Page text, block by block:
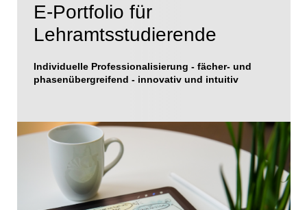
E-Portfolio für
Lehramtsstudierende
Individuelle Professionalisierung - fächer- und
phasenübergreifend - innovativ und intuitiv